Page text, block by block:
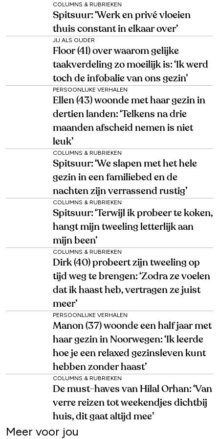
COLUMNS & RUBRIEKEN
Spitsuur: ‘Werk en privé vloeien
thuis constant in elkaar over’
JIJ ALS OUDER
Floor (41) over waarom gelijke
taakverdeling zo moeilijk is: ‘Ik werd
toch de infobalie van ons gezin’
PERSOONLIJKE VERHALEN
Ellen (43) woonde met haar gezin in
dertien landen: ‘Telkens na drie
maanden afscheid nemen is niet
leuk’
COLUMNS & RUBRIEKEN
Spitsuur: ‘We slapen met het hele
gezin in een familiebed en de
nachten zijn verrassend rustig’
COLUMNS & RUBRIEKEN
Spitsuur: ‘Terwijl ik probeer te koken,
hangt mijn tweeling letterlijk aan
mijn been’
COLUMNS & RUBRIEKEN
Dirk (40) probeert zijn tweeling op
tijd weg te brengen: ‘Zodra ze voelen
dat ik haast heb, vertragen ze juist
meer’
PERSOONLIJKE VERHALEN
Manon (37) woonde een half jaar met
haar gezin in Noorwegen: ‘Ik leerde
hoe je een relaxed gezinsleven kunt
hebben zonder haast’
COLUMNS & RUBRIEKEN
De must-haves van Hilal Orhan: ‘Van
verre reizen tot weekendjes dichtbij
huis, dit gaat altijd mee’
Meer voor jou